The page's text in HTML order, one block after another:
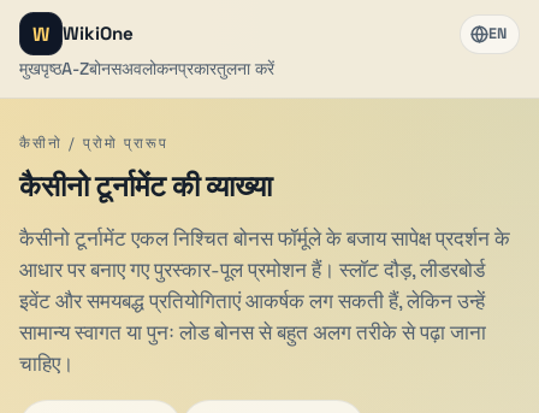
W WikiOne
मुखपृष्ठA-Zबोनसअवलोकनप्रकारतुलना करें
EN
कैसीनो / प्रोमो प्रारूप
कैसीनो टूर्नामेंट की व्याख्या
कैसीनो टूर्नामेंट एकल निश्चित बोनस फॉर्मूले के बजाय सापेक्ष प्रदर्शन के
आधार पर बनाए गए पुरस्कार-पूल प्रमोशन हैं। स्लॉट दौड़, लीडरबोर्ड
इवेंट और समयबद्ध प्रतियोगिताएं आकर्षक लग सकती हैं, लेकिन उन्हें
सामान्य स्वागत या पुनः लोड बोनस से बहुत अलग तरीके से पढ़ा जाना
चाहिए।